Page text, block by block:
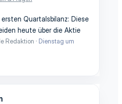
Quartalsbilanz: Diese
heute über die Aktie
Redaktion
Dienstag um